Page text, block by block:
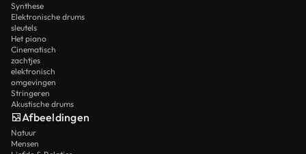
Synthese
Elektronische drums
sleutels
Het piano
Cinematisch
zachtjes
elektronisch
omgevingen
Stringeren
Akustische drums
Afbeeldingen
Natuur
Mensen